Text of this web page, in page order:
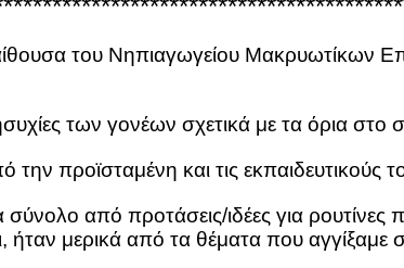
του Νηπιαγωγείου Μακρυωτίκων
των γονέων σχετικά με τα όρια στο
προϊσταμένη και τις
από προτάσεις/ιδέες για ρουτίνες
ήταν μερικά από τα θέματα που